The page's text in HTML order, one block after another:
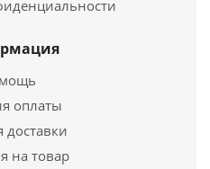
в 1 клик
оплаты
доставки
на товар